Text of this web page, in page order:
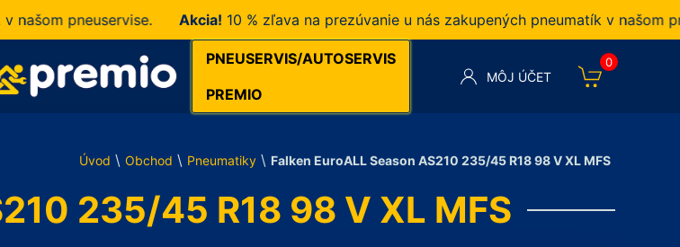
pneuservise. Akcia!10 % zľava na prezúvanie u nás zakupených pneumatík v našom
PNEUSERVIS/AUTOSERVIS
PREMIO
MÔJ ÚČET
0
Úvod \ Obchod \ Pneumatiky \ Falken EuroALL Season AS210 235/45 R18 98 V XL MFS
235/45 R18 98 V XL MFS